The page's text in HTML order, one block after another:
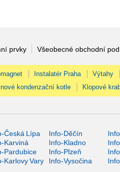
prvky Všeobecné obchodní
Instalatér Praha Výtahy
kondenzační kotle Klopové
Česká Lípa Info-Děčín
Karviná Info-Kladno
Pardubice Info-Plzeň
Karlovy Vary Info-Vysočina